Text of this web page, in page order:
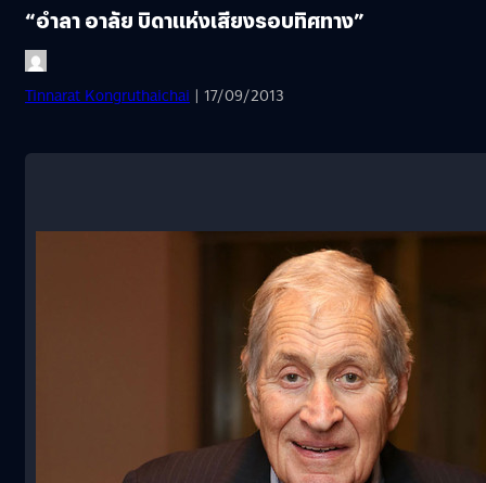
“อำลา อาลัย บิดาแห่งเสียงรอบทิศทาง”
Tinnarat Kongruthaichai | 17/09/2013